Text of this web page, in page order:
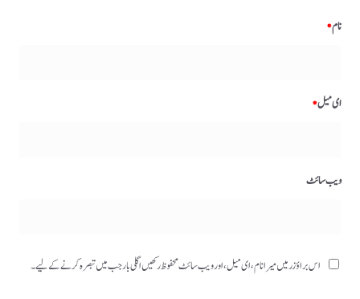
نام*
ای میل*
ویب‌ سائٹ
اس براؤزر میں میرا نام، ای میل، اور ویب سائٹ محفوظ رکھیں اگلی بار جب میں تبصرہ کرنے کےلیے۔